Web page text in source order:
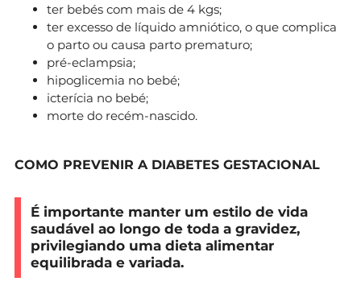
ter bebés com mais de 4 kgs;
ter excesso de líquido amniótico, o que complica
o parto ou causa parto prematuro;
pré-eclampsia;
hipoglicemia no bebé;
icterícia no bebé;
morte do recém-nascido.
COMO PREVENIR A DIABETES GESTACIONAL
É importante manter um estilo de vida
saudável ao longo de toda a gravidez,
privilegiando uma dieta alimentar
equilibrada e variada.